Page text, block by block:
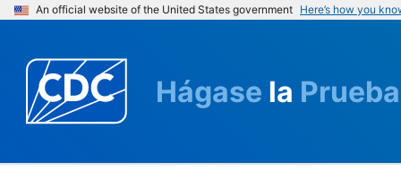
An official website of the United States government Here’s how you
Hágase la Prueba